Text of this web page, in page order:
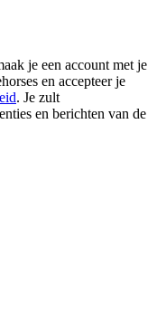
je een account met je
en accepteer je
. Je zult
en berichten van de